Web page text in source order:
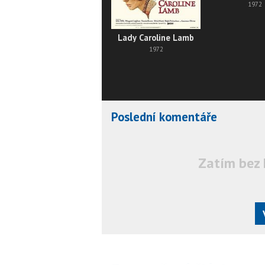
Lady Caroline Lamb
1972
1972
Poslední komentáře
Zatím bez